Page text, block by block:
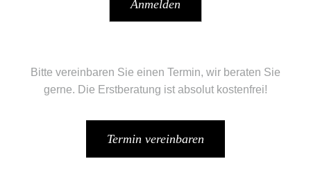
Bitte vereinbaren Sie einen Termin, wir beraten Sie
gerne. Die Erstberatung ist absolut kostenfrei!
Termin vereinbaren